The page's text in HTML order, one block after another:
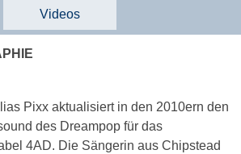
Videos
Pixx aktualisiert in den 2010ern den
des Dreampop für das
4AD. Die Sängerin aus Chipstead